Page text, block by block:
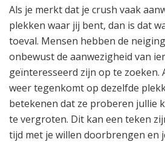
Als je merkt dat je crush vaak
plekken waar jij bent, dan is dat
toeval. Mensen hebben de
onbewust de aanwezigheid van
geïnteresseerd zijn op te zoeken.
weer tegenkomt op dezelfde
betekenen dat ze proberen jullie
te vergroten. Dit kan een teken
tijd met je willen doorbrengen en